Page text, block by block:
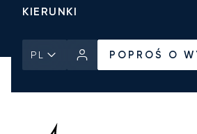
KIERUNKI
PL POPROŚ O